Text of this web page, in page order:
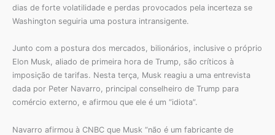
dias de forte volatilidade e perdas provocados pela incerteza se
Washington seguiria uma postura intransigente.
Junto com a postura dos mercados, bilionários, inclusive o próprio
Elon Musk, aliado de primeira hora de Trump, são críticos à
imposição de tarifas. Nesta terça, Musk reagiu a uma entrevista
dada por Peter Navarro, principal conselheiro de Trump para
comércio externo, e afirmou que ele é um “idiota”.
Navarro afirmou à CNBC que Musk “não é um fabricante de